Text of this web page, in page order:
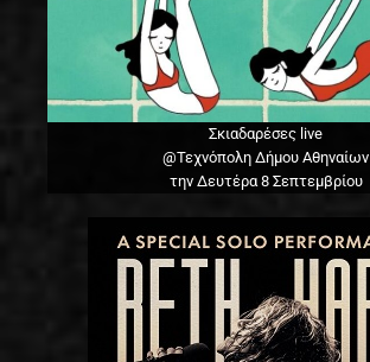
Σκιαδαρέσες live
@Τεχνόπολη Δήμου Αθηναίων
την Δευτέρα 8 Σεπτεμβρίου